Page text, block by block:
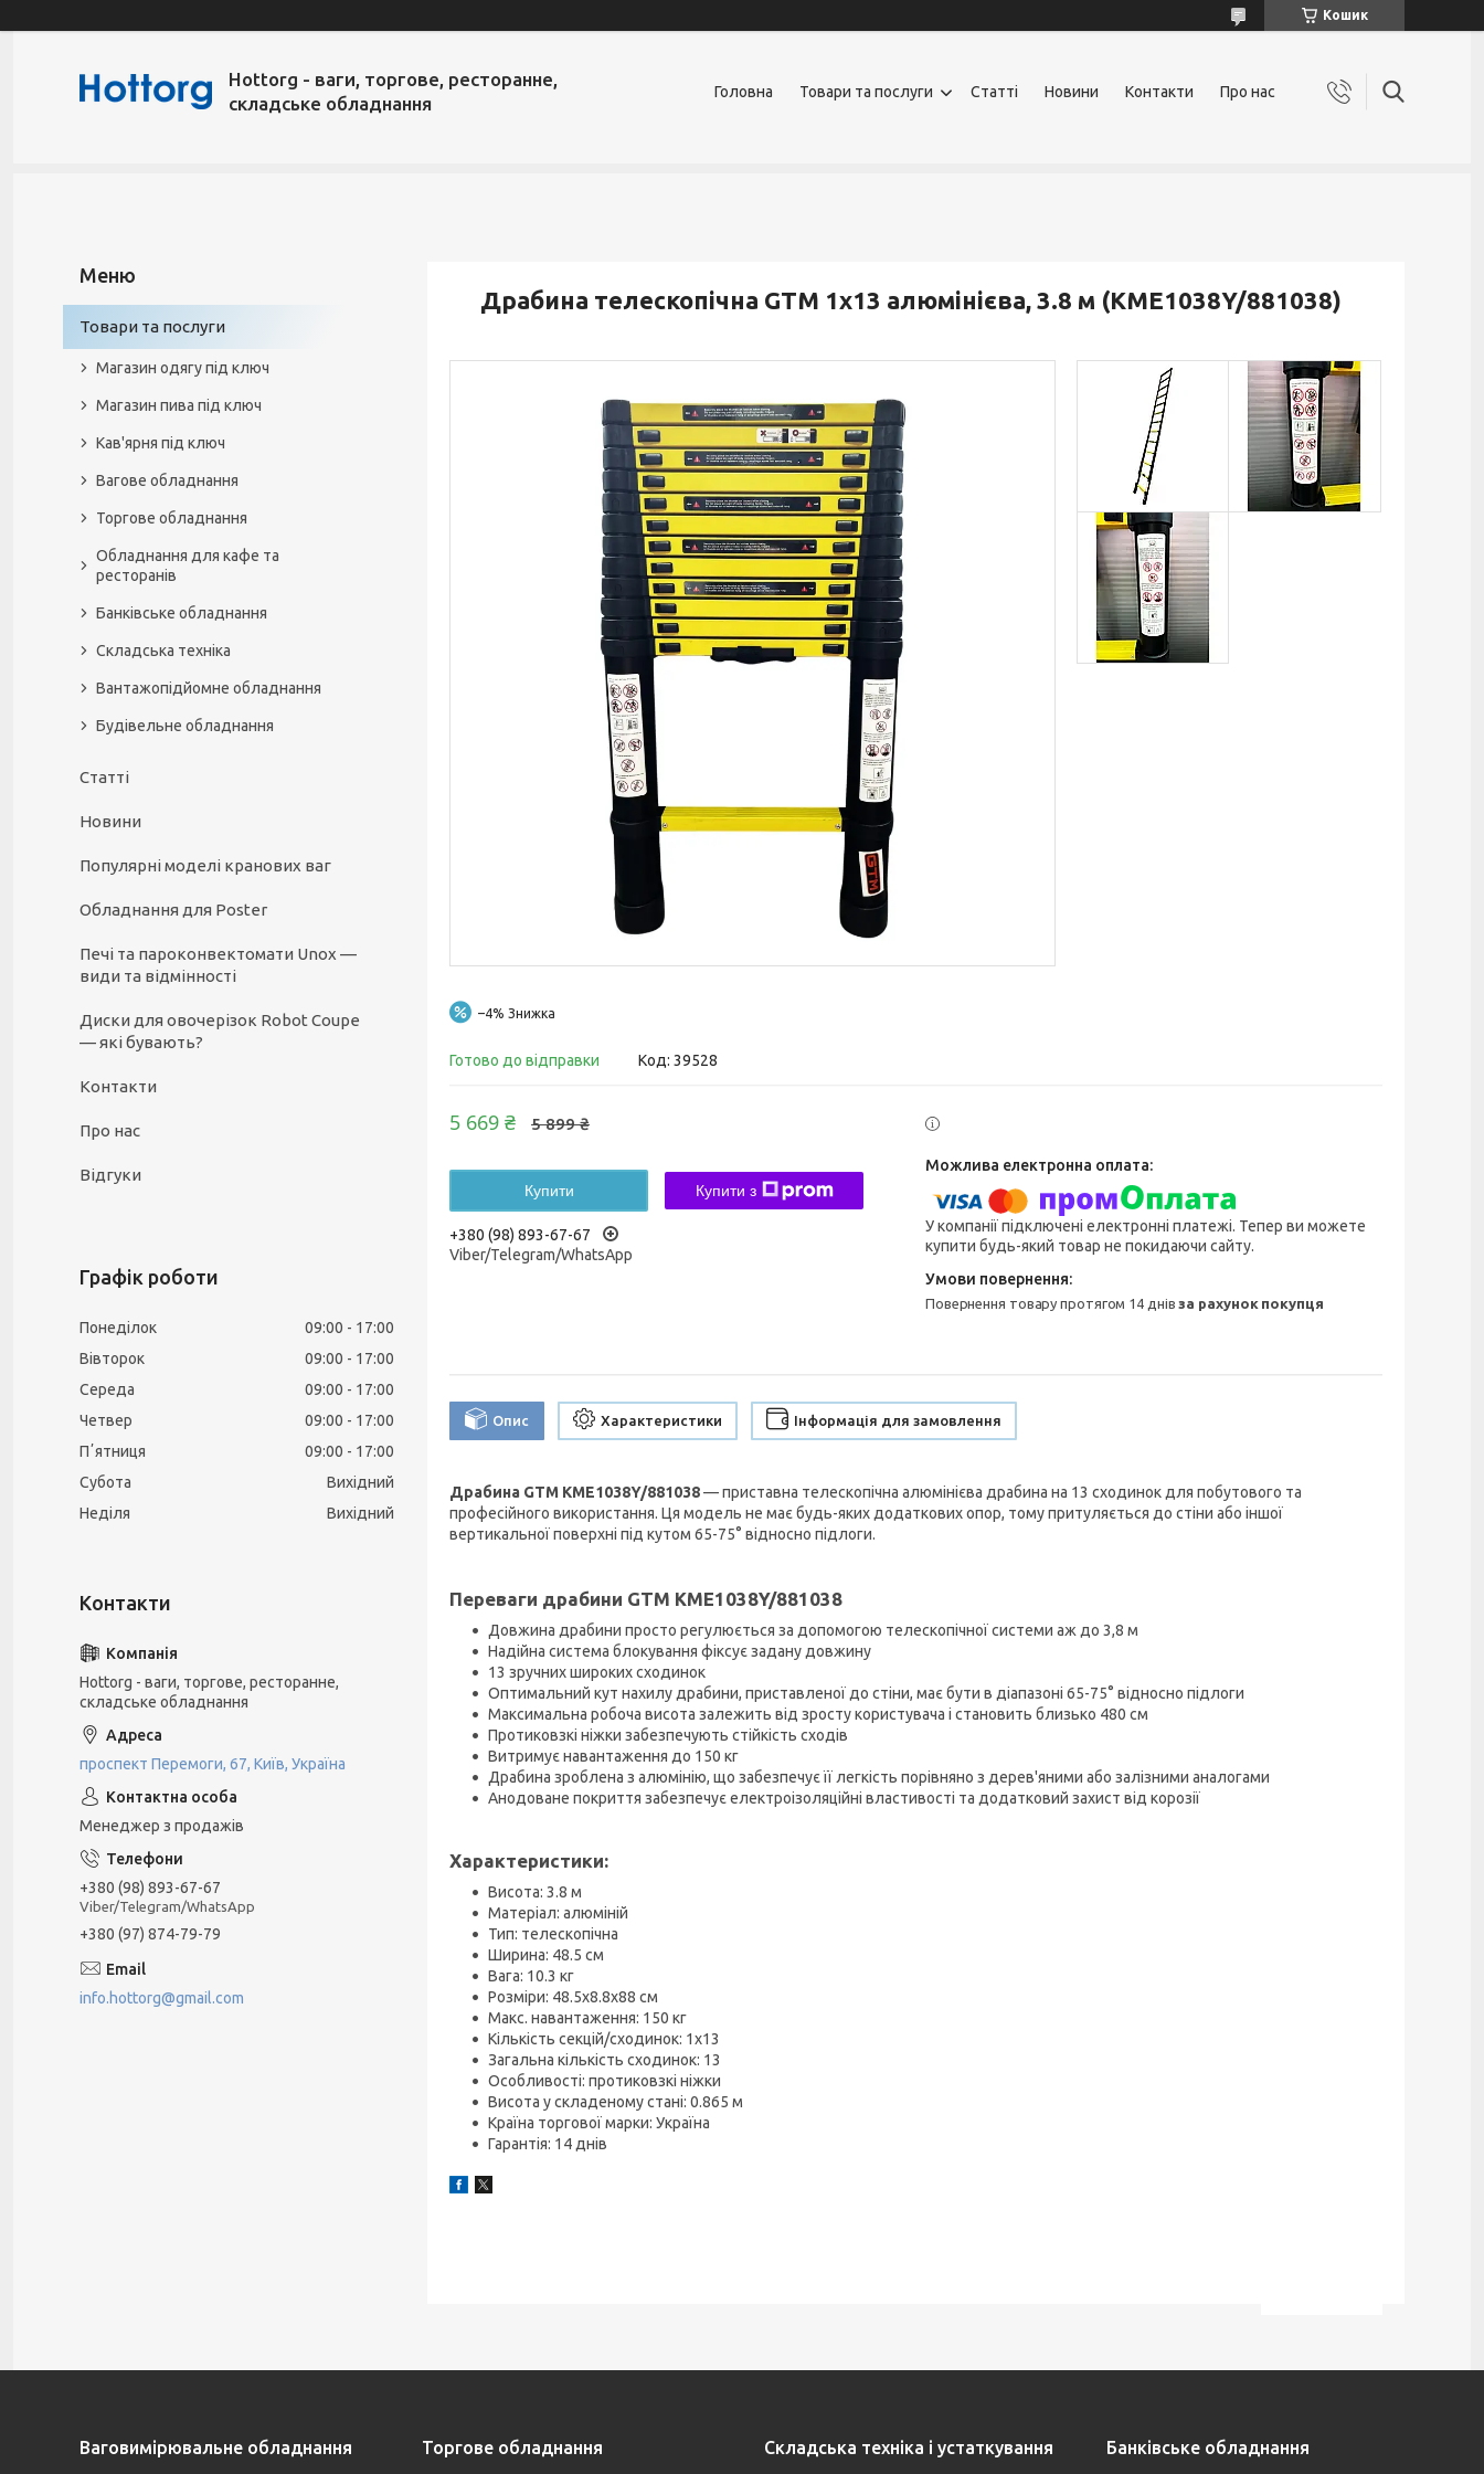
Кошик
Hottorg - ваги, торгове, ресторанне,
складське обладнання
Головна Товари та послуги Статті Новини Контакти Про нас
Драбина телескопічна GTM 1x13 алюмінієва, 3.8 м (KME1038Y/881038)
–4%
Готово до відправки Код: 39528
5 899 ₴
5 669 ₴
Купити Купити з
+380 (98) 893-67-67
Viber/Telegram/WhatsApp
У компанії підключені електронні платежі. Тепер ви можете
купити будь-який товар не покидаючи сайту.
повернення товару протягом 14 днівза рахунок покупця
Опис Характеристики Інформація для замовлення
Драбина GTM KME1038Y/881038—приставна телескопічна алюмінієва драбина на 13 сходинок для побутового та
професійного використання. Ця модель не має будь-яких додаткових опор, тому притуляється до стіни або іншої
вертикальної поверхні під кутом 65-75° відносно підлоги.
Переваги драбини GTM KME1038Y/881038
Довжина драбини просто регулюється за допомогою телескопічної системи аж до 3,8 м
Надійна система блокування фіксує задану довжину
13 зручних широких сходинок
Оптимальний кут нахилу драбини, приставленої до стіни, має бути в діапазоні 65-75° відносно підлоги
Максимальна робоча висота залежить від зросту користувача і становить близько 480 см
Протиковзкі ніжки забезпечують стійкість сходів
Витримує навантаження до 150 кг
Драбина зроблена з алюмінію, що забезпечує її легкість порівняно з дерев'яними або залізними аналогами
Анодоване покриття забезпечує електроізоляційні властивості та додатковий захист від корозії
Характеристики:
Висота: 3.8 м
Матеріал: алюміній
Тип: телескопічна
Ширина: 48.5 см
Вага: 10.3 кг
Розміри: 48.5x8.8x88 см
Макс. навантаження: 150 кг
Кількість секцій/сходинок: 1х13
Загальна кількість сходинок: 13
Особливості: протиковзкі ніжки
Висота у складеному стані: 0.865 м
Країна торгової марки: Україна
Гарантія: 14 днів
Товари та послуги
Магазин одягу під ключ
Магазин пива під ключ
Кав'ярня під ключ
Вагове обладнання
Торгове обладнання
Обладнання для кафе та
ресторанів
Банківське обладнання
Складська техніка
Вантажопідйомне обладнання
Будівельне обладнання
Статті
Новини
Популярні моделі кранових ваг
Обладнання для Poster
Печі та пароконвектомати Unox —
види та відмінності
Диски для овочерізок Robot Coupe
— які бувають?
Контакти
Про нас
Відгуки
Графік роботи
Понеділок 09:00
17:00
Вівторок
09:00
17:00
Середа
09:00
17:00
Четвер
09:00
17:00
Пʼятниця
09:00
17:00
Субота
Вихідний
Неділя
Вихідний
Hottorg - ваги, торгове, ресторанне,
складське обладнання
проспект Перемоги, 67, Київ, Україна
Менеджер з продажів
+380 (98) 893-67-67
Viber/Telegram/WhatsApp
+380 (97) 874-79-79
info.hottorg@gmail.com
Ваговимірювальне обладнання Торгове обладнання Складська техніка і устаткування Банківське обладнання